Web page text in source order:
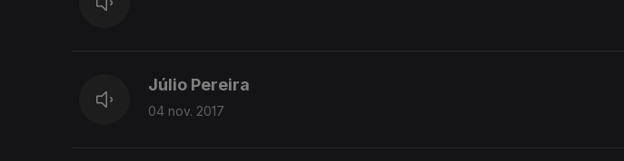
Júlio Pereira
04 nov. 2017